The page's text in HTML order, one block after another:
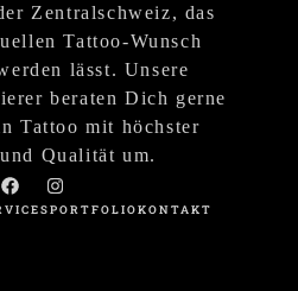
Zentralschweiz, das
Tattoo-Wunsch
lässt. Unsere
beraten Dich gerne
Tattoo mit höchster
Qualität um.
PORTFOLIOKONTAKT